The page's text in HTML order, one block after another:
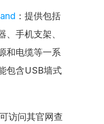
：提供包括
、手机支架、
和电缆等一系
包含USB墙式
可访问其官网查